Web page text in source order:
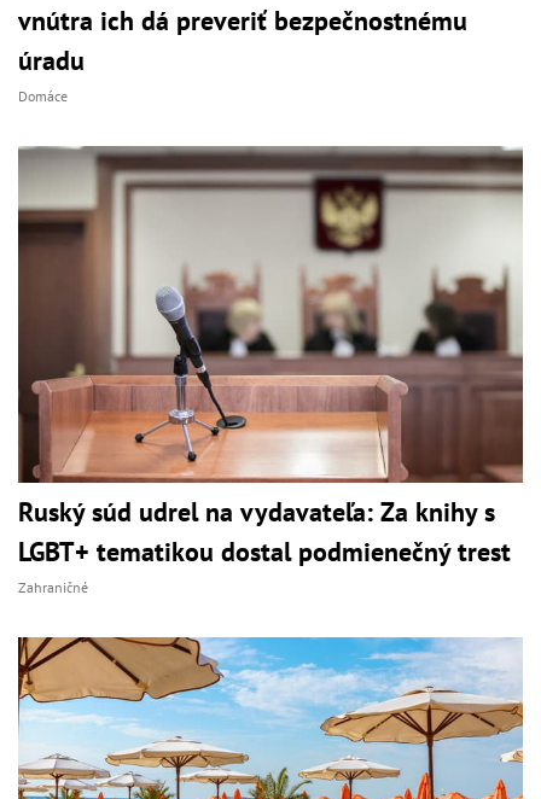
vnútra ich dá preveriť bezpečnostnému
úradu
Domáce
Ruský súd udrel na vydavateľa: Za knihy s
LGBT+ tematikou dostal podmienečný trest
Zahraničné